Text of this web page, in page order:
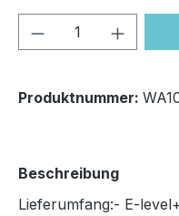
Produkt
Produktnummer:
Beschreibung
Lieferumfang:- E-